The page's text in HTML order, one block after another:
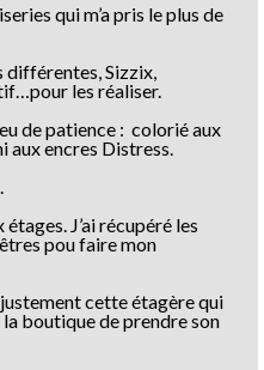
qui m’a pris le plus de
différentes, Sizzix,
les réaliser.
de patience : colorié aux
aux encres Distress.
J’ai récupéré les
pou faire mon
justement cette étagère qui
boutique de prendre son